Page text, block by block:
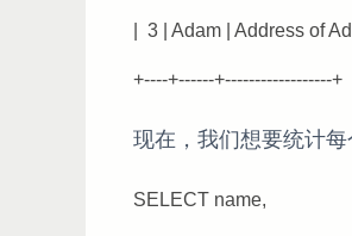
| 3 | Adam | Address of
+----+------+------------------+
现在，我们想要统计
SELECT name,